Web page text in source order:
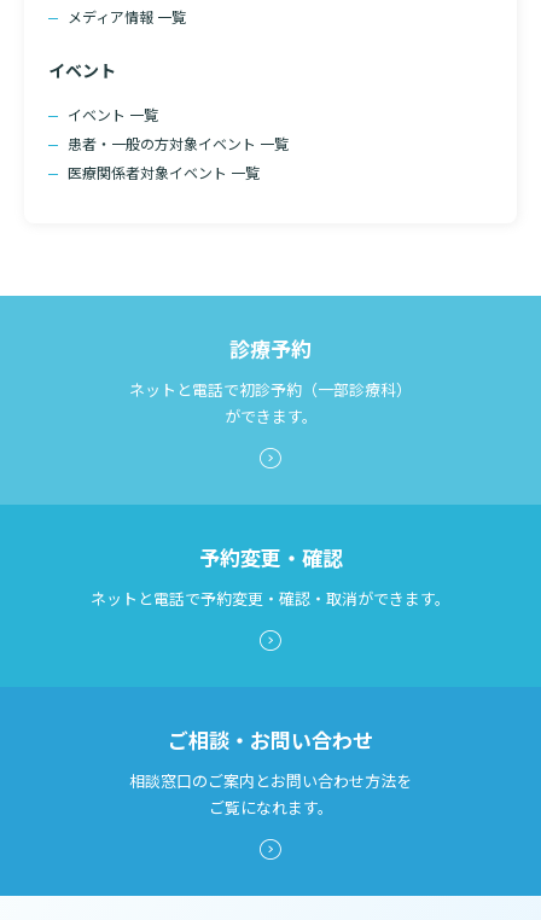
メディア情報 一覧
イベント
イベント 一覧
患者・一般の方対象イベント 一覧
医療関係者対象イベント 一覧
診療予約
ネットと電話で初診予約（一部診療科）
ができます。
予約変更・確認
ネットと電話で予約変更・確認・取消ができます。
ご相談・お問い合わせ
相談窓口のご案内とお問い合わせ方法を
ご覧になれます。